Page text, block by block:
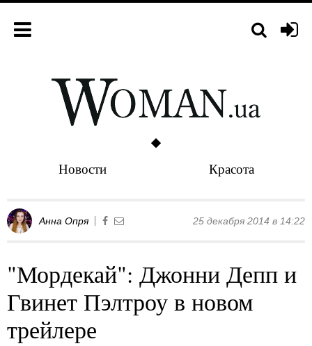
Новости Красота
Анна Опря 25 декабря 2014 в 14:22
"Мордекай": Джонни Депп и
Гвинет Пэлтроу в новом
трейлере